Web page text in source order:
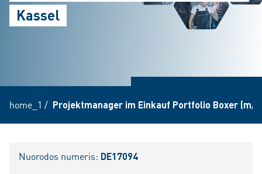
Kassel
home_1 / Projektmanager im Einkauf Portfolio Boxer (m/
Nuorodos numeris: DE17094